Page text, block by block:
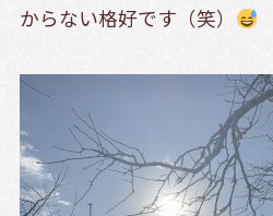
からない格好です（笑）